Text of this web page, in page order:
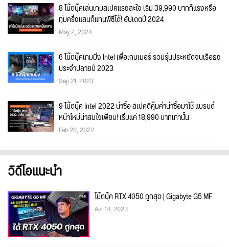
8 โน๊ตบุ๊คเล่นเกมสเปคแรงสะใจ เริ่ม 39,990 บาทก็แรงหรือ
ทุ่มครึ่งแสนก็แทนพีซีได้! อัปเดตปี 2024
May 2, 2024
6 โน๊ตบุ๊คเกมมิ่ง Intel เพื่อเกมเมอร์ รวมรุ่นประหยัดจนเรือธง
ประจำปลายปี 2023
Sep 21, 2023
9 โน๊ตบุ๊ค Intel 2022 น่าซื้อ สเปคดีคุ้มค่าน่าซื้อมาใช้ แบรนด์
หน้าใหม่น่าสนใจเพียบ! เริ่มแค่ 18,990 บาทเท่านั้น
Feb 28, 2022
วิดีโอแนะนำ
โน๊ตบุ๊ค RTX 4050 ถูกสุด | Gigabyte G5 MF
Apr 14, 2023